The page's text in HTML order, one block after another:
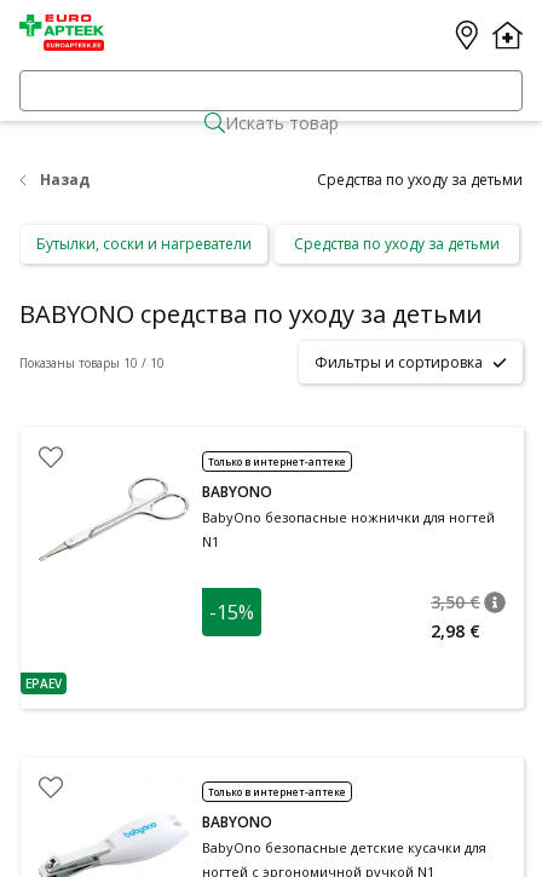
Искать товар
Назад Средства по уходу за детьми
Бутылки, соски и нагреватели Средства по уходу за детьми
BABYONO средства по уходу за детьми
Показаны товары 10 / 10 Фильтры и сортировка
nõuanne
EPAEV
Только в интернет-аптеке
BABYONO
BabyOno безопасные ножнички для ногтей
N1
-15% 3,50 €
2,98 €
Только в интернет-аптеке
BABYONO
BabyOno безопасные детские кусачки для
ногтей с эргономичной ручкой N1